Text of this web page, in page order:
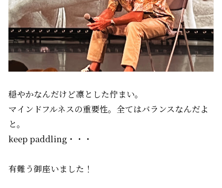
穏やかなんだけど凛とした佇まい。
マインドフルネスの重要性。全てはバランスなんだよ
と。
keep paddling・・・
有難う御座いました！